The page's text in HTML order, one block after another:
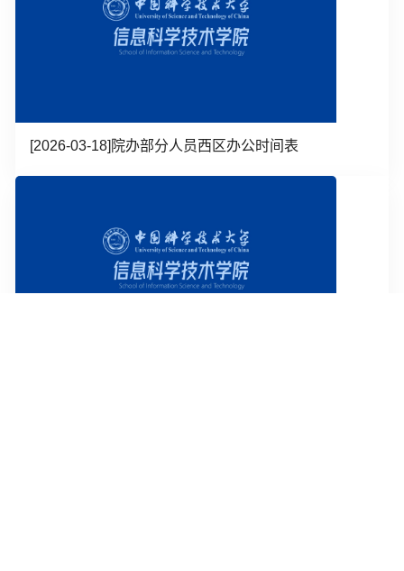
[2026-03-18] 院办部分人员西区办公时间表